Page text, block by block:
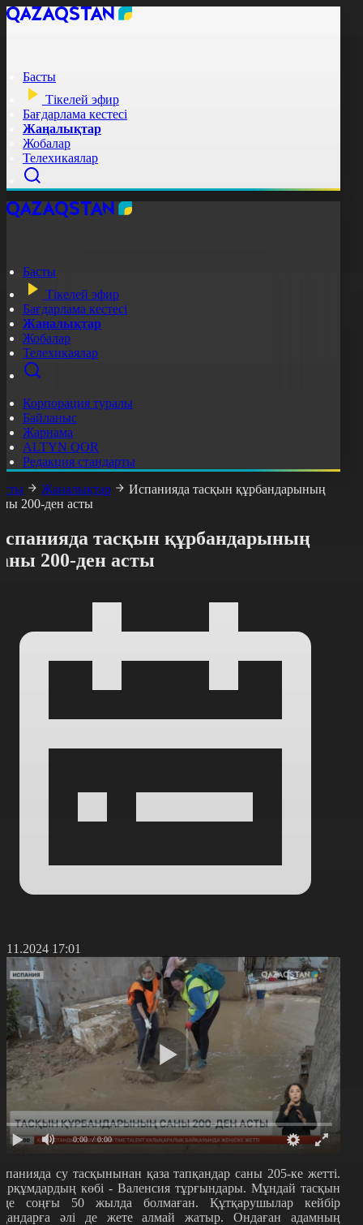
Басты
Тікелей эфир
Бағдарлама кестесі
Жаңалықтар
Жобалар
Телехикаялар
Басты
Тікелей эфир
Бағдарлама кестесі
Жаңалықтар
Жобалар
Телехикаялар
Корпорация туралы
Байланыс
Жарнама
ALTYN QOR
Редакция стандарты
Жаңалықтар
Испанияда тасқын құрбандарының
200-ден асты
тасқын құрбандарының
200-ден асты
17:01
0:00 / 0:00
су тасқынынан қаза тапқандар саны 205-ке жетті.
көбі - Валенсия тұрғындары. Мұндай тасқын
соңғы 50 жылда болмаған. Құтқарушылар кейбір
әлі де жете алмай жатыр. Ондаған адамның